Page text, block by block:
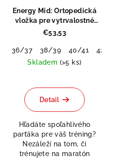
Energy Mid: Ortopedická
vložka pre vytrvalostné
športy
€53,53
36/37 38/39 40/41 42/43
Skladem (>5 ks)
hodnotenie
produktu
z
5
hviezdičiek.
Detail
Hľadáte spoľahlivého
parťáka pre váš tréning?
Nezáleží na tom, či
trénujete na maratón